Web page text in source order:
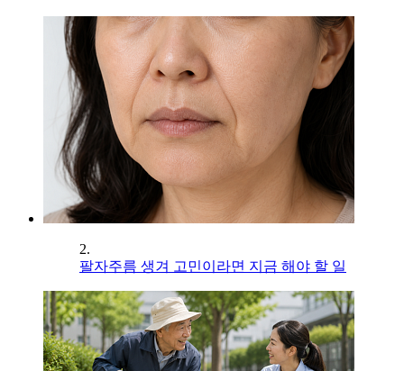
2.
팔자주름 생겨 고민이라면 지금 해야 할 일